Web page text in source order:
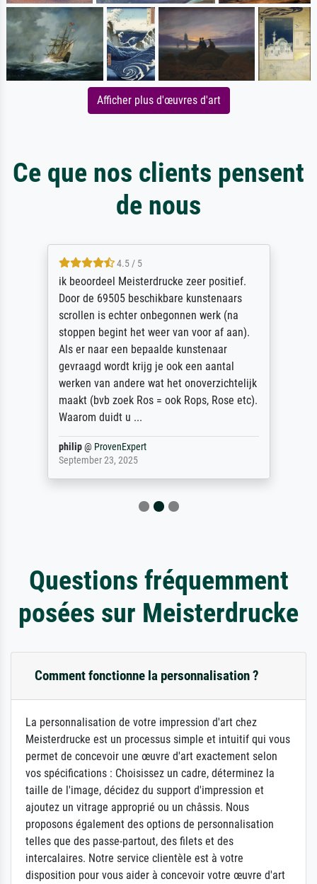
Afficher plus d'œuvres d'art
Ce que nos clients pensent
de nous
4.5 / 5
ik beoordeel Meisterdrucke zeer positief.
Door de 69505 beschikbare kunstenaars
scrollen is echter onbegonnen werk (na
stoppen begint het weer van voor af aan).
Als er naar een bepaalde kunstenaar
gevraagd wordt krijg je ook een aantal
werken van andere wat het onoverzichtelijk
maakt (bvb zoek Ros = ook Rops, Rose etc).
Waarom duidt u ...
philip@ ProvenExpert
September 23, 2025
Questions fréquemment
posées sur Meisterdrucke
Comment fonctionne la personnalisation ?
La personnalisation de votre impression d'art chez
Meisterdrucke est un processus simple et intuitif qui vous
permet de concevoir une œuvre d'art exactement selon
vos spécifications : Choisissez un cadre, déterminez la
taille de l'image, décidez du support d'impression et
ajoutez un vitrage approprié ou un châssis. Nous
proposons également des options de personnalisation
telles que des passe-partout, des filets et des
intercalaires. Notre service clientèle est à votre
disposition pour vous aider à concevoir votre œuvre d'art